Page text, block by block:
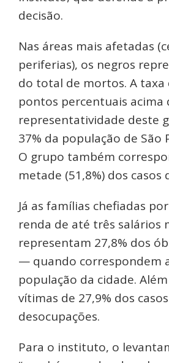
decisão.
Nas áreas mais afetadas
periferias), os negros
do total de mortos. A taxa
pontos percentuais acima
representatividade deste
37% da população de São
O grupo também
metade (51,8%) dos casos
Já as famílias chefiadas
renda de até três salários
representam 27,8% dos
— quando correspondem
população da cidade.
vítimas de 27,9% dos
desocupações.
Para o instituto, o